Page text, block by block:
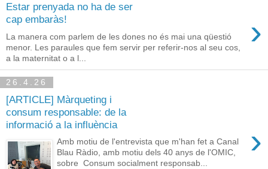
Estar prenyada no ha de ser
cap embaràs!
›
La manera com parlem de les dones no és mai una qüestió
menor. Les paraules que fem servir per referir-nos al seu cos,
a la maternitat o a l...
26.4.26
[ARTICLE] Màrqueting i
consum responsable: de la
informació a la influència
›
Amb motiu de l'entrevista que m'han fet a Canal
Blau Ràdio, amb motiu dels 40 anys de l'OMIC,
sobre Consum socialment responsab...